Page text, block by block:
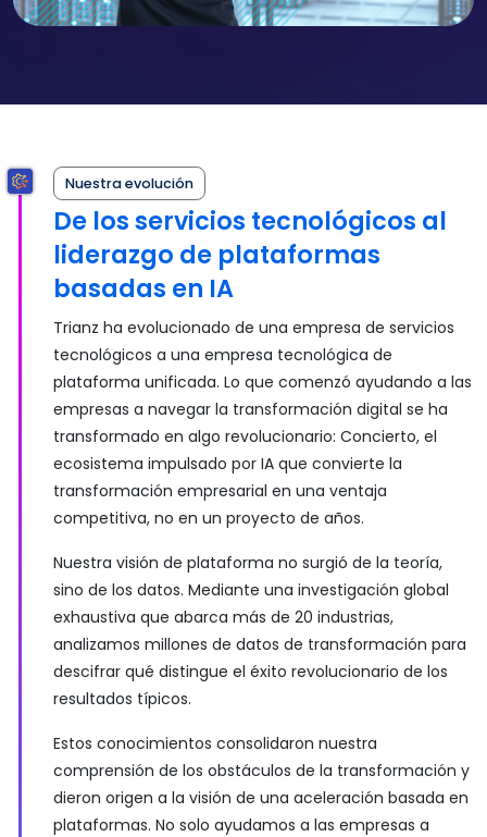
Nuestra evolución
De los servicios tecnológicos al
liderazgo de plataformas
basadas en IA
Trianz ha evolucionado de una empresa de servicios
tecnológicos a una empresa tecnológica de
plataforma unificada. Lo que comenzó ayudando a las
empresas a navegar la transformación digital se ha
transformado en algo revolucionario: Concierto, el
ecosistema impulsado por IA que convierte la
transformación empresarial en una ventaja
competitiva, no en un proyecto de años.
Nuestra visión de plataforma no surgió de la teoría,
sino de los datos. Mediante una investigación global
exhaustiva que abarca más de 20 industrias,
analizamos millones de datos de transformación para
descifrar qué distingue el éxito revolucionario de los
resultados típicos.
Estos conocimientos consolidaron nuestra
comprensión de los obstáculos de la transformación y
dieron origen a la visión de una aceleración basada en
plataformas. No solo ayudamos a las empresas a